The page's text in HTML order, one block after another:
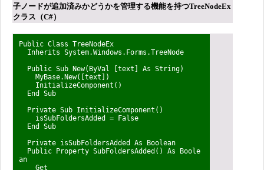
子ノードが追加済みかどうかを管理する機能を持つTreeNodeEx
クラス（C#）
Public Class TreeNodeEx
Inherits System.Windows.Forms.TreeNode
Public Sub New(ByVal [text] As String)
MyBase.New([text])
InitializeComponent()
End Sub
Private Sub InitializeComponent()
isSubFoldersAdded = False
End Sub
Private isSubFoldersAdded As Boolean
Public Property SubFoldersAdded() As Boole
an
Get